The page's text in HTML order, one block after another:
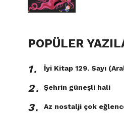
POPÜLER
1․ İyi Kitap 129. Sayı
2․ Şehrin güneşli hali
3․ Az nostalji çok